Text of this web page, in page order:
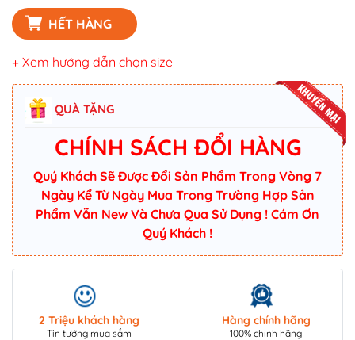
HẾT HÀNG
+ Xem hướng dẫn chọn size
QUÀ TẶNG
CHÍNH SÁCH ĐỔI HÀNG
Quý Khách Sẽ Được Đổi Sản Phẩm Trong Vòng 7
Ngày Kể Từ Ngày Mua Trong Trường Hợp Sản
Phẩm Vẫn New Và Chưa Qua Sử Dụng ! Cám Ơn
Quý Khách !
2 Triệu khách hàng
Tin tưởng mua sắm
Hàng chính hãng
100% chính hãng